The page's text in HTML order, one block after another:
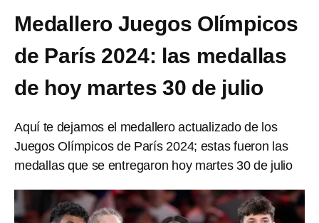
Medallero Juegos Olímpicos
de París 2024: las medallas
de hoy martes 30 de julio
Aquí te dejamos el medallero actualizado de los
Juegos Olímpicos de París 2024; estas fueron las
medallas que se entregaron hoy martes 30 de julio